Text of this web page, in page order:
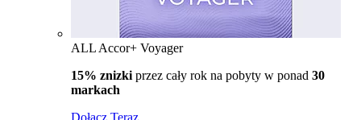
ALL Accor+ Voyager
15% znizki przez cały rok na pobyty w ponad 30
markach
Dołącz Teraz